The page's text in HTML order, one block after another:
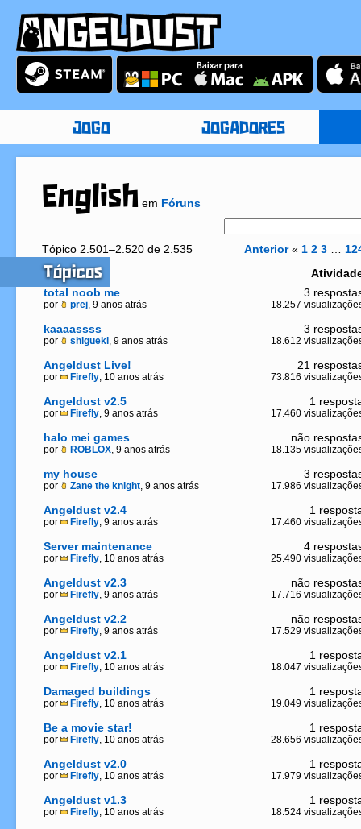
JOGO JOGADORES
English em Fóruns
Tópico 2.501–2.520 de 2.535 Anterior« 1 2 3
Tópicos
total noob me
por prej, 9 anos atrás
3
18.257
kaaaassss
por shigueki, 9 anos atrás
3
18.612
Angeldust Live!
por Firefly, 10 anos atrás
21
73.816
Angeldust v2.5
por Firefly, 9 anos atrás
1
17.460
halo mei games
por ROBLOX, 9 anos atrás
não
18.135
my house
por Zane the knight, 9 anos atrás
3
17.986
Angeldust v2.4
por Firefly, 9 anos atrás
1
17.460
Server maintenance
por Firefly, 10 anos atrás
4
25.490
Angeldust v2.3
por Firefly, 9 anos atrás
não
17.716
Angeldust v2.2
por Firefly, 9 anos atrás
não
17.529
Angeldust v2.1
por Firefly, 10 anos atrás
1
18.047
Damaged buildings
por Firefly, 10 anos atrás
1
19.049
Be a movie star!
por Firefly, 10 anos atrás
1
28.656
Angeldust v2.0
por Firefly, 10 anos atrás
1
17.979
Angeldust v1.3
por Firefly, 10 anos atrás
1
18.524